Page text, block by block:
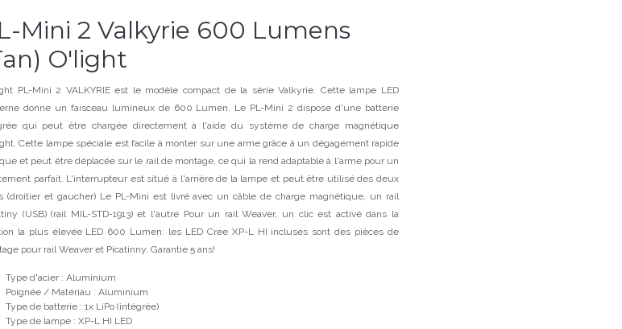
Mini 2 Valkyrie 600 Lumens
O'light
PL-Mini 2 VALKYRIE est le modèle compact de la série Valkyrie. Cette lampe LED
donne un faisceau lumineux de 600 Lumen. Le PL-Mini 2 dispose d'une batterie
qui peut être chargée directement à l'aide du système de charge magnétique
Cette lampe spéciale est facile à monter sur une arme grâce à un dégagement rapide
et peut être déplacée sur le rail de montage, ce qui la rend adaptable à l'arme pour un
parfait. L'interrupteur est situé à l'arrière de la lampe et peut être utilisé des deux
(droitier et gaucher) Le PL-Mini est livré avec un câble de charge magnétique, un rail
(USB) (rail MIL-STD-1913) et l'autre Pour un rail Weaver, un clic est activé dans la
la plus élevée LED 600 Lumen: les LED Cree XP-L HI incluses sont des pièces de
pour rail Weaver et Picatinny. Garantie 5 ans!
Type d'acier : Aluminium
Poignée / Matériau : Aluminium
Type de batterie : 1x LiPo (intégrée)
Type de lampe : XP-L HI LED